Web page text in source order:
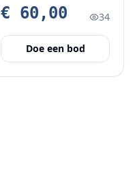
meubels
balkonnetje 3
verdiepingen
€ 60,00 34
Doe een bod